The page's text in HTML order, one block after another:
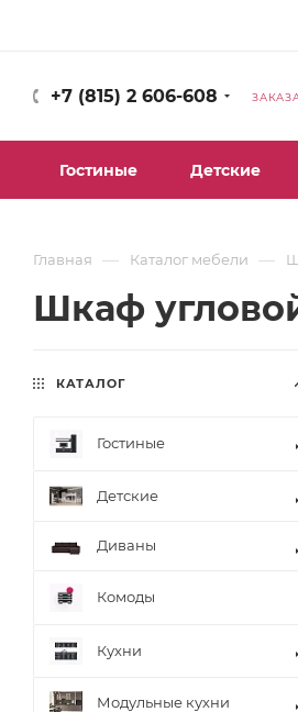
+7 (815) 2 606-608
Гостиные Детские
Главная — Каталог мебели —
Шкаф
КАТАЛОГ
Гостиные
Детские
Диваны
Комоды
Кухни
Модульные кухни